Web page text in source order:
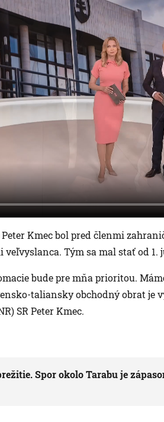
Kmec bol pred členmi
Tým sa mal stať od 1.
bude pre mňa prioritou.
taliansky obchodný obrat je
SR Peter Kmec.
Spor okolo Tarabu je